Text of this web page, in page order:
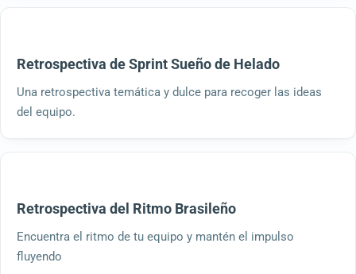
Retrospectiva de Sprint Sueño de Helado
Una retrospectiva temática y dulce para recoger las ideas
del equipo.
Retrospectiva del Ritmo Brasileño
Encuentra el ritmo de tu equipo y mantén el impulso
fluyendo